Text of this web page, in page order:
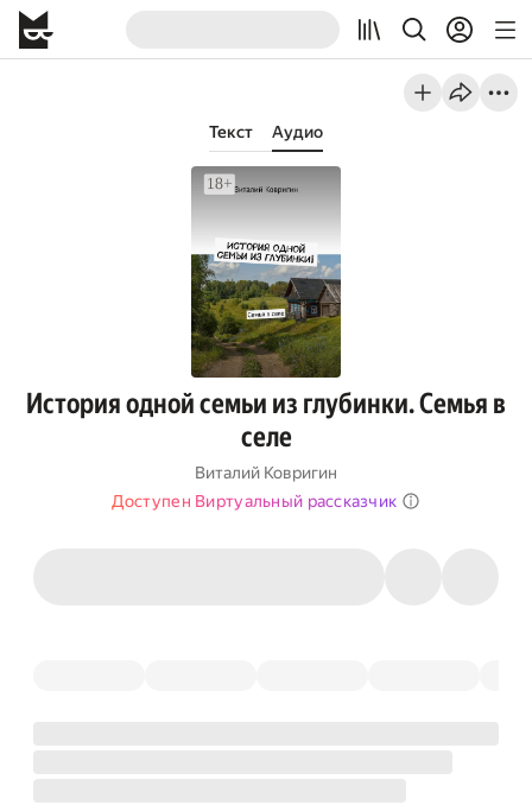
Текст Аудио
История одной семьи из глубинки. Семья в
селе
Виталий Ковригин
Доступен Виртуальный рассказчик